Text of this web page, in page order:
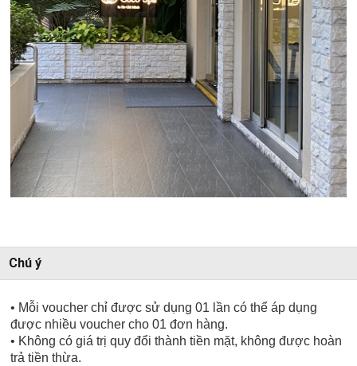
Chú ý
• Mỗi voucher chỉ được sử dụng 01 lần có thể áp dụng
được nhiều voucher cho 01 đơn hàng.
• Không có giá trị quy đổi thành tiền mặt, không được hoàn
trả tiền thừa.